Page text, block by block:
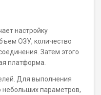
настройку
ОЗУ, количество
Затем этого
платформа.
Для выполнения
небольших параметров,